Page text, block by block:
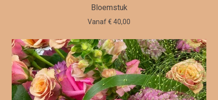
Bloemstuk
Vanaf € 40,00